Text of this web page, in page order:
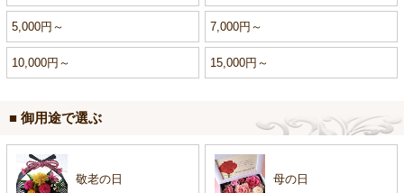
5,000円～ 7,000円～
10,000円～ 15,000円～
■ 御用途で選ぶ
敬老の日 母の日